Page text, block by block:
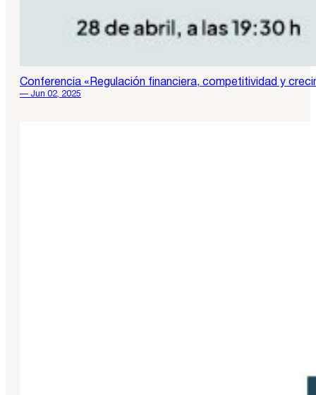
Conferencia «Regulación financiera, competitividad y
— Jun 02, 2025